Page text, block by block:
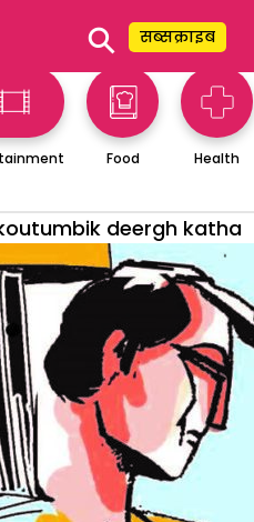
⚲ सब्सक्राइब
Food Health
deergh katha